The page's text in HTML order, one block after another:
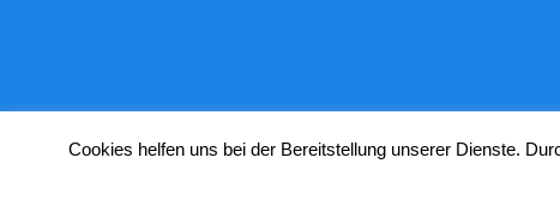
Cookies helfen uns bei der Bereitstellung unserer Dienste.